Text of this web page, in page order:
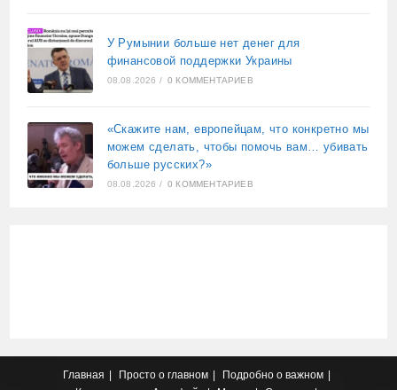
У Румынии больше нет денег для
финансовой поддержки Украины
08.08.2026 / 0 КОММЕНТАРИЕВ
«Скажите нам, европейцам, что конкретно мы
можем сделать, чтобы помочь вам… убивать
больше русских?»
08.08.2026 / 0 КОММЕНТАРИЕВ
Главная Просто о главном
Подробно о важном